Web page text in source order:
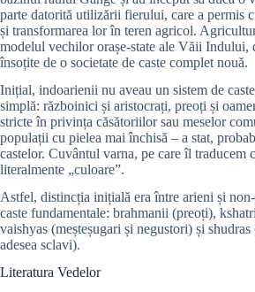
parte datorită utilizării fierului, care a permis
și transformarea lor în teren agricol.
modelul vechilor orașe-state ale Văii Indului,
însoțite de o societate de caste complet nouă.
Inițial, indoarienii nu aveau un sistem de
simplă: războinici și aristocrați, preoți și
stricte în privința căsătoriilor sau meselor
populații cu pielea mai închisă – a stat,
castelor. Cuvântul varna, pe care îl traducem
literalmente „culoare”.
Astfel, distincția inițială era între arieni și
caste fundamentale: brahmanii (preoți),
vaishyas (meșteșugari și negustori) și
adesea sclavi).
Literatura Vedelor